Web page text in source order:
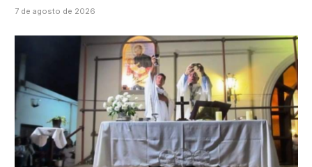
7 de agosto de 2026